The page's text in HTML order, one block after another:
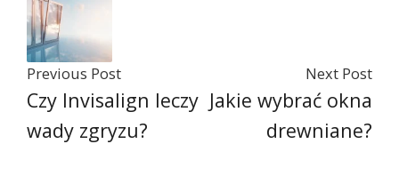
Previous Post
Czy Invisalign leczy
wady zgryzu?
Next Post
Jakie wybrać okna
drewniane?